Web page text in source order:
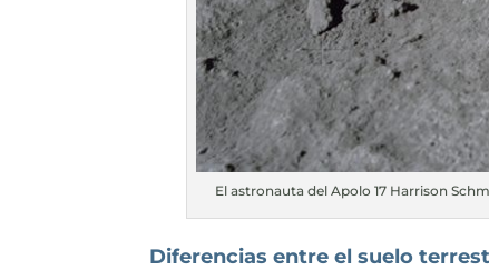
El astronauta del Apolo 17 Harrison
Diferencias entre el suelo